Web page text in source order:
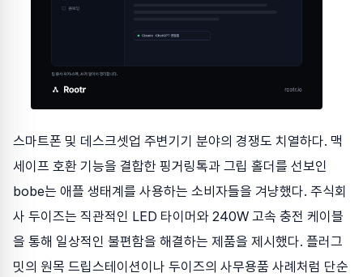
스마트폰 및 데스크셋업 주변기기 분야의 경쟁도 치열하다. 맥
세이프 호환 기능을 결합한 핑거링톡과 그립 홀더를 선보인
bobe는 애플 생태계를 사용하는 소비자들을 겨냥했다. 주식회
사 두이즈는 직관적인 LED 타이머와 240W 고속 충전 케이블
을 통해 일상적인 불편함을 해결하는 제품을 제시했다. 플러그
밋의 원목 드립스테이션이나 두이즈의 사무용품 사례처럼 단순